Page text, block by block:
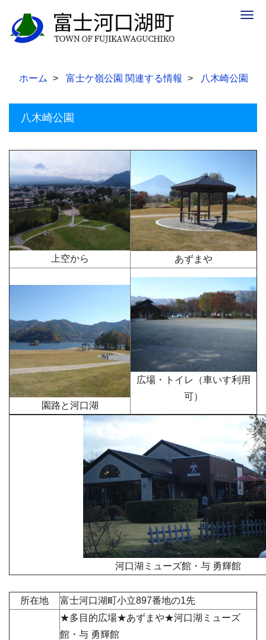
ホーム 富士ケ嶺公園 関連する情報 八木崎公園
八木崎公園
上空から あずまや
園路と河口湖
広場・トイレ（車いす利用
可）
河口湖ミューズ館・与 勇輝館
所在地 富士河口湖町小立897番地の1先
★多目的広場★あずまや★河口湖ミューズ
館・与 勇輝館